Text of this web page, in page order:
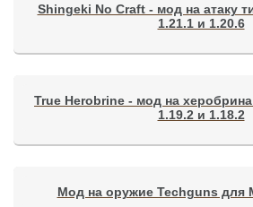
Shingeki No Craft - мод на атаку
1.21.1 и 1.20.6
True Herobrine - мод на
1.19.2 и 1.18.2
Мод на оружие Techguns для